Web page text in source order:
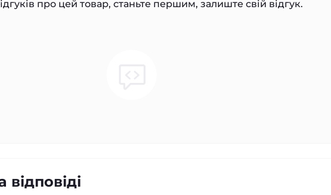
про цей товар, станьте першим, залиште свій відгук.